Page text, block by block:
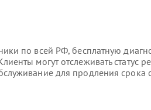
по всей РФ, бесплатную
могут отслеживать статус
для продления срока